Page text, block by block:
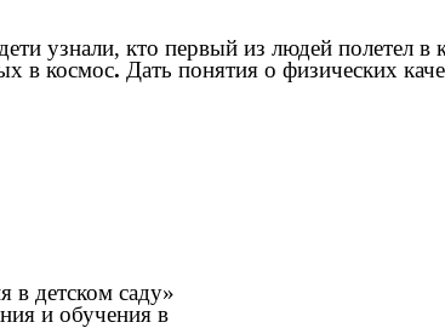
узнали, кто первый из людей полетел в
в космос. Дать понятия о физических
в детском саду»
и обучения в